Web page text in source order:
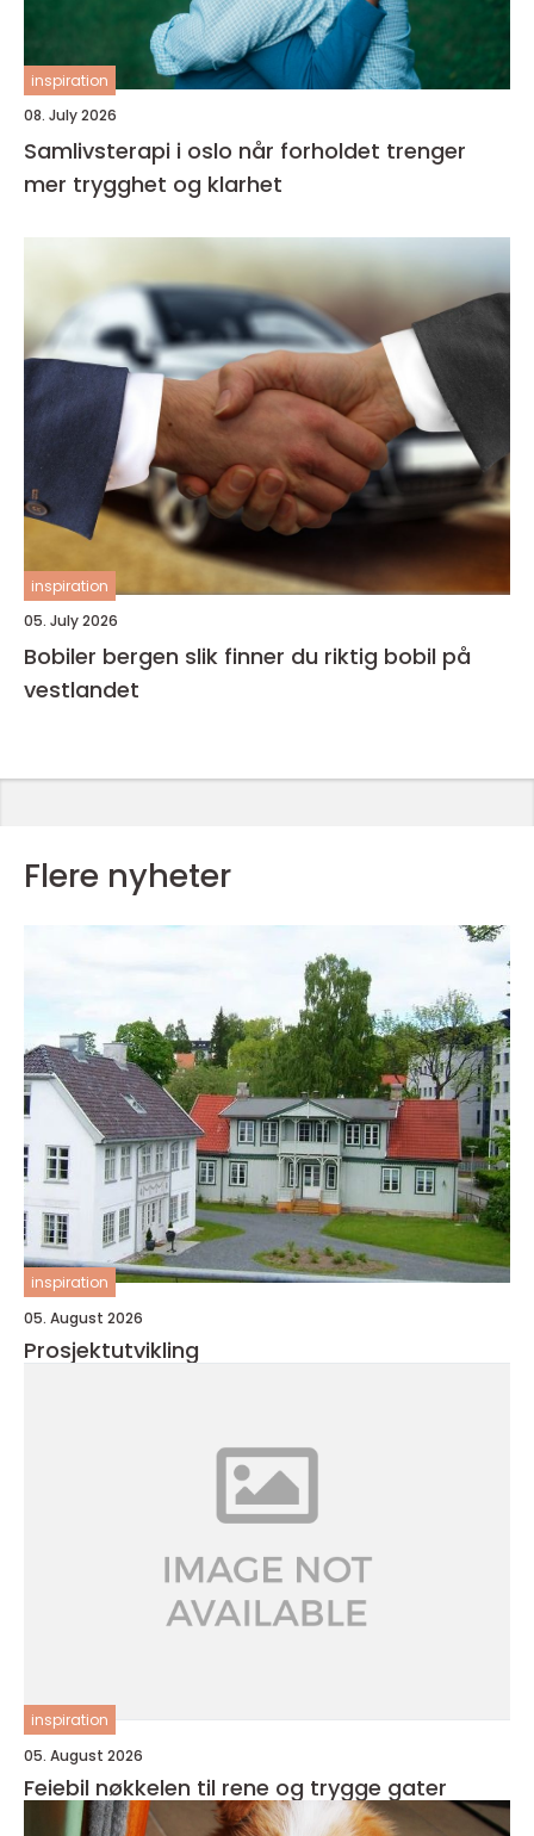
inspiration
08. July 2026
Samlivsterapi i oslo når forholdet trenger
mer trygghet og klarhet
inspiration
05. July 2026
Bobiler bergen slik finner du riktig bobil på
vestlandet
Flere nyheter
inspiration
05. August 2026
Prosjektutvikling
inspiration
05. August 2026
Feiebil nøkkelen til rene og trygge gater